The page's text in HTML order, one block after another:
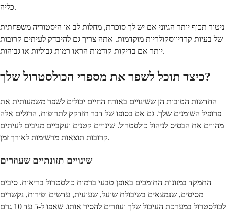
כליה.
ניטור תכוף יותר הגיוני אם יש לך סוכרת, מחלות לב או היסטוריה משפחתית
של בעיות קרדיווסקולריות מוקדמות. אתה צריך גם להיבדק לעיתים קרובות
יותר אם בדיקות קודמות הראו רמות גבוליות או גבוהות.
כיצד תוכל לשפר את מספרי הכולסטרול שלך?
החדשות הטובות הן ששינויים באורח החיים יכולים לשפר משמעותית את
פרופיל השומנים שלך. גם אם בסופו של דבר תזדקק לתרופות, הרגלים אלה
מהווים את הבסיס לניהול כולסטרול. שינויים קטנים ועקביים מניבים לעיתים
קרובות תוצאות מרשימות לאורך זמן.
שינויים תזונתיים שעוזרים
התמקד במזונות התומכים באופן טבעי ברמות כולסטרול בריאות. סיבים
מסיסים, שנמצאים בשיבולת שועל, שעועית, עדשים ופירות, נקשרים
לכולסטרול במערכת העיכול שלך ועוזרים להסיר אותו. שאפו ל-5 עד 10 גרם